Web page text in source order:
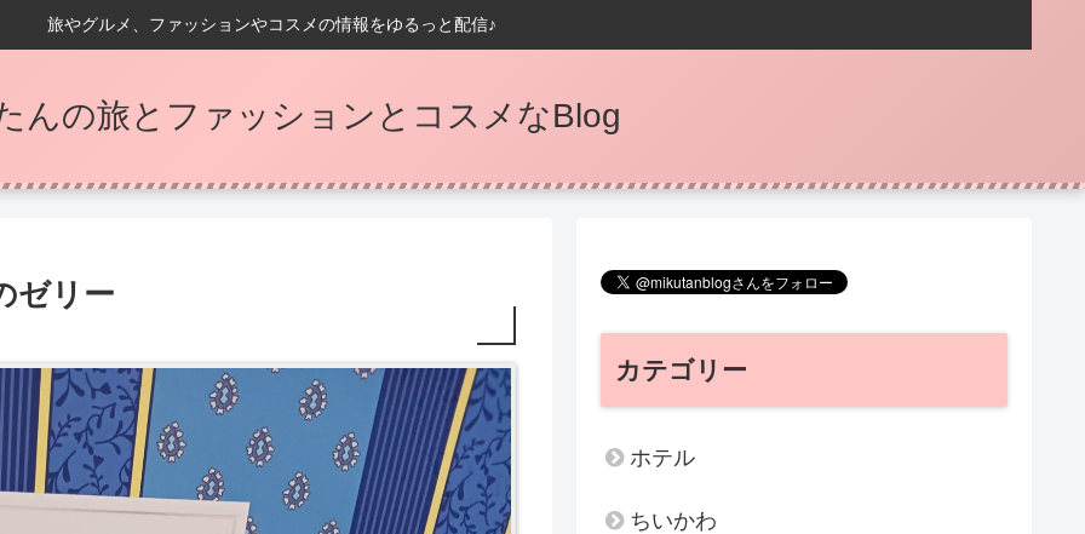
旅やグルメ、ファッションやコスメの情報をゆるっと配信♪
んの旅とファッションとコスメなBlog
ゼリー
カテゴリー
ホテル
ちいかわ